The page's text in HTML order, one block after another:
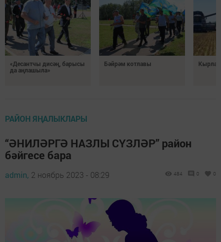
«Десантчы дисәң, барысы
да аңлашыла»
Бәйрәм котлавы
РАЙОН ЯҢАЛЫКЛАРЫ
“ӘНИЛӘРГӘ НАЗЛЫ СҮЗЛӘР” район
бәйгесе бара
admin, 2 ноябрь 2023 - 08:29 484 0 0